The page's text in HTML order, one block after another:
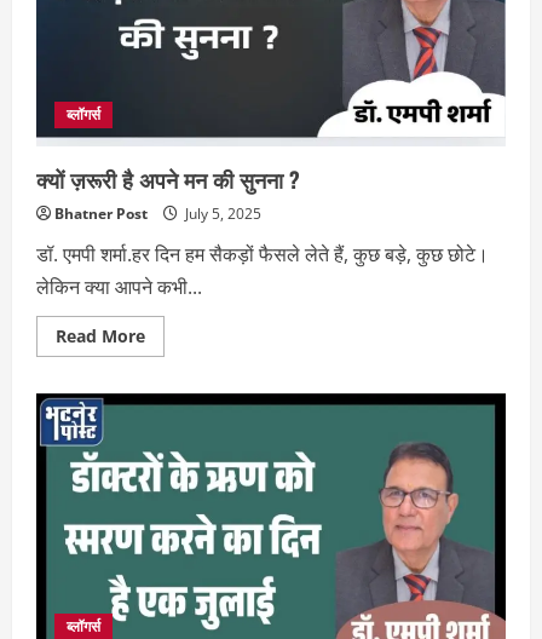
सन्नाटा
क्यों
?
ब्लॉगर्स
क्यों ज़रूरी है अपने मन की सुनना ?
Bhatner Post July 5, 2025
डॉ. एमपी शर्मा.हर दिन हम सैकड़ों फैसले लेते हैं, कुछ बड़े, कुछ छोटे।
लेकिन क्या आपने कभी...
Read MoreRead
more
ज़रूरी
मन
की
सुनना
ब्लॉगर्स